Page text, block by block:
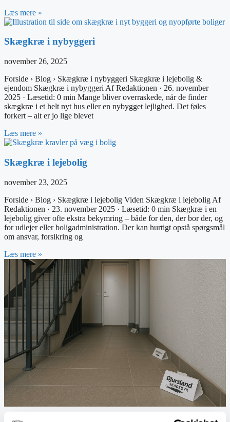
Læs mere »
Skægkræ i nybyggeri
november 26, 2025
Forside › Blog › Skægkræ i nybyggeri Skægkræ i lejebolig &
ejendom Skægkræ i nybyggeri Af Redaktionen · 26. november
2025 · Læsetid: 0 min Mange bliver overraskede, når de finder
skægkræ i et helt nyt hus eller en nybygget lejlighed. Det føles
forkert – alt er jo lige blevet
Læs mere »
Skægkræ i lejebolig
november 23, 2025
Forside › Blog › Skægkræ i lejebolig Viden Skægkræ i lejebolig Af
Redaktionen · 23. november 2025 · Læsetid: 0 min Skægkræ i en
lejebolig giver ofte ekstra bekymring – både for den, der bor der, og
for udlejer eller boligadministration. Der kan hurtigt opstå spørgsmål
om ansvar, forsikring og
Læs mere »